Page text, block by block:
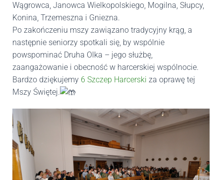
Wągrowca, Janowca Wielkopolskiego, Mogilna, Słupcy,
Konina, Trzemeszna i Gniezna.
Po zakończeniu mszy zawiązano tradycyjny krąg, a
następnie seniorzy spotkali się, by wspólnie
powspominać Druha Olka – jego służbę,
zaangażowanie i obecność w harcerskiej wspólnocie.
Bardzo dziękujemy 6 Szczep Harcerski za oprawę tej
Mszy Świętej.